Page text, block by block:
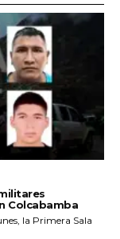
Colcabamba
la Primera Sala